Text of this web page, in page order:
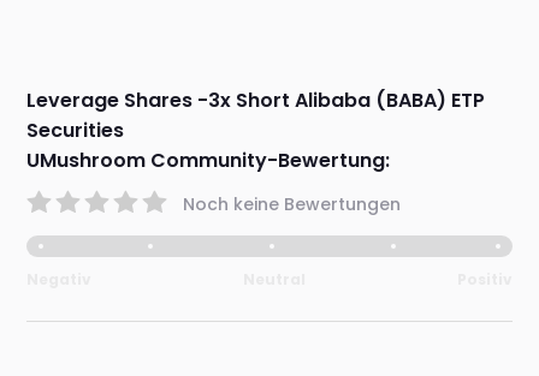
Leverage Shares -3x Short Alibaba (BABA) ETP
Securities
UMushroom Community-Bewertung:
Noch keine Bewertungen